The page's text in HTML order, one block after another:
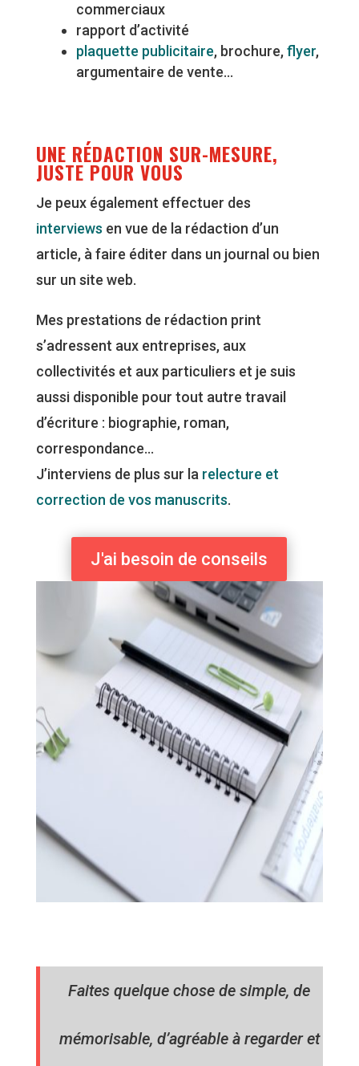
commerciaux
rapport d’activité
plaquette publicitaire, brochure,flyer,
argumentaire de vente…
UNE RÉDACTION SUR-MESURE,
JUSTE POUR VOUS
Je peux également effectuer des
interviews en vue de la rédaction d’un
article, à faire éditer dans un journal ou bien
sur un site web.
Mes prestations de rédaction print
s’adressent aux entreprises, aux
collectivités et aux particuliers et je suis
aussi disponible pour tout autre travail
d’écriture : biographie, roman,
correspondance…
J’interviens de plus sur la relecture et
correction de vos manuscrits.
J'ai besoin de conseils
Faites quelque chose de simple, de
mémorisable, d’agréable à regarder et